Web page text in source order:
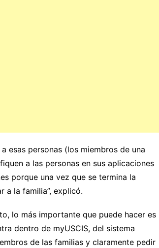
esas personas (los miembros de una
a las personas en sus aplicaciones
porque una vez que se termina la
a la familia”, explicó.
lo más importante que puede hacer es
dentro de myUSCIS, del sistema
de las familias y claramente pedir